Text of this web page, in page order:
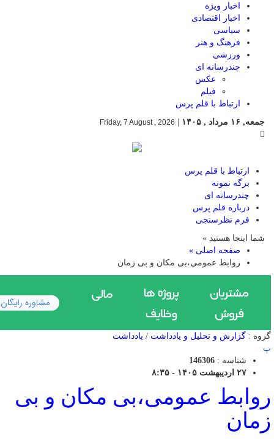
اخبار ویژه
اخبار اقتصادی
سیاسی
فرهنگ و هنر
ورزشی
چندرسانه ای
عکس
فیلم
ارتباط با قلم پرس
جمعه, ۱۶ مرداد , ۱۴۰۵
Friday, 7 August , 2026
ارتباط با قلم پرس
برگه نمونه
چندرسانه ای
درباره قلم پرس
فرم نظرسنجی
شما اینجا هستید »
صفحه اصلی »
روابط عمومی،بی مکان و بی زمان
گروه : گزارش و تحلیل و یادداشت / یادداشت
پ
شناسه : 146306
۲۷ اردیبهشت ۱۴۰۵ - ۸:۳۵
روابط عمومی،بی مکان و بی
زمان